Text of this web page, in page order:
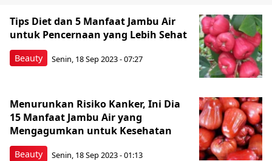
Beauty
Tips Diet dan 5 Manfaat Jambu Air
untuk Pencernaan yang Lebih Sehat
Senin, 18 Sep 2023 - 07:27
Beauty
Menurunkan Risiko Kanker, Ini Dia
15 Manfaat Jambu Air yang
Mengagumkan untuk Kesehatan
Senin, 18 Sep 2023 - 01:13